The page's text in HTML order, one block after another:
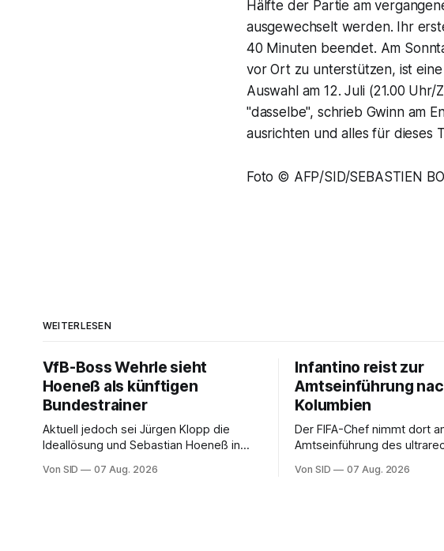
Hälfte der Partie am
ausgewechselt werden. Ihr
40 Minuten beendet. Am
vor Ort zu unterstützen, ist
Auswahl am 12. Juli (21.00
"dasselbe", schrieb Gwinn am
ausrichten und alles für dieses
Foto © AFP/SID/SEBASTIEN
WEITERLESEN
VfB-Boss Wehrle sieht
Hoeneß als künftigen
Bundestrainer
Aktuell jedoch sei Jürgen Klopp die
Ideallösung und Sebastian Hoeneß in
Wehrle.
Von SID 07 Aug. 2026
Infantino reist zur
Amtseinführung
Kolumbien
Der FIFA-Chef nimmt dort
Amtseinführung des
Von SID 07 Aug. 2026